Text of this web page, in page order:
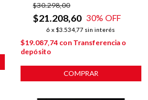
$21.208,60
$30.298,00
30% OFF
6 x $3.534,77 sin interés
$19.087,74 con Transferencia o
depósito
COMPRAR